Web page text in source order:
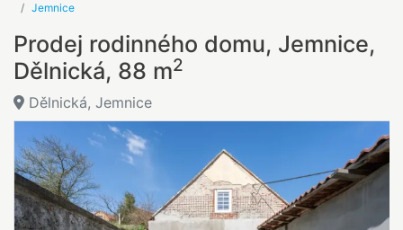
Jemnice
Prodej rodinného domu, Jemnice,
Dělnická, 88 m2
Dělnická, Jemnice